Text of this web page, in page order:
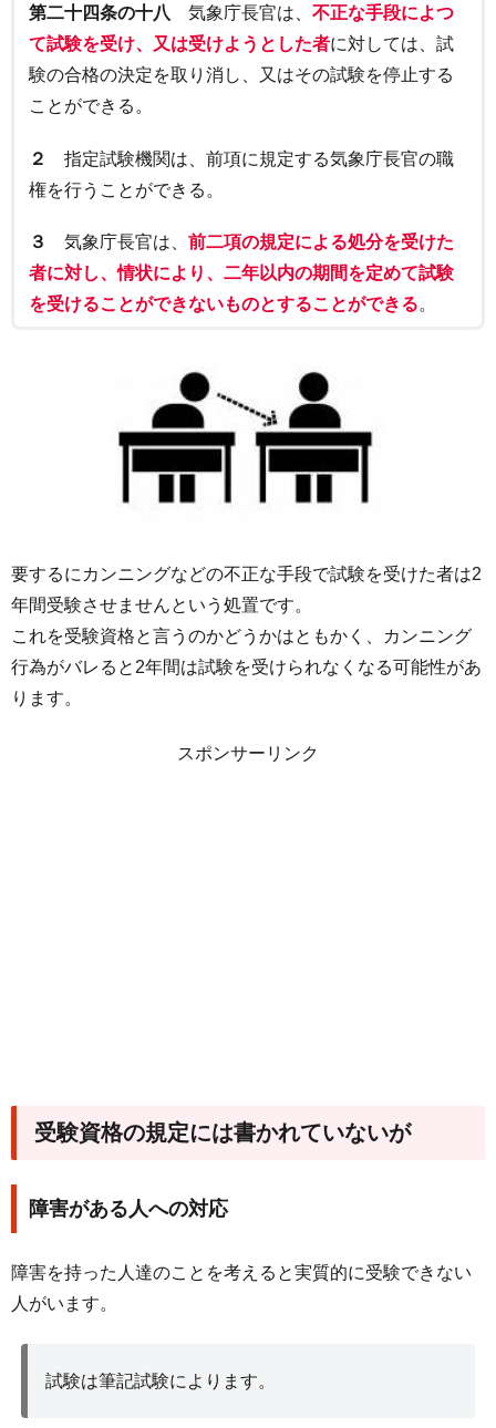
第二十四条の十八 気象庁長官は、 不正な手段によつ
て試験を受け、又は受けようとした者に対しては、試
験の合格の決定を取り消し、又はその試験を停止する
ことができる。
２ 指定試験機関は、前項に規定する気象庁長官の職
権を行うことができる。
３ 気象庁長官は、 前二項の規定による処分を受けた
者に対し、情状により、二年以内の期間を定めて試験
を受けることができないものとすることができる。
要するにカンニングなどの不正な手段で試験を受けた者は2
年間受験させませんという処置です。
これを受験資格と言うのかどうかはともかく、カンニング
行為がバレると2年間は試験を受けられなくなる可能性があ
ります。
スポンサーリンク
受験資格の規定には書かれていないが
障害がある人への対応
障害を持った人達のことを考えると実質的に受験できない
人がいます。
試験は筆記試験によります。